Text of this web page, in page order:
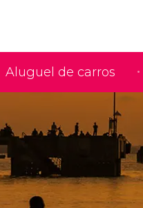
Aluguel de carros